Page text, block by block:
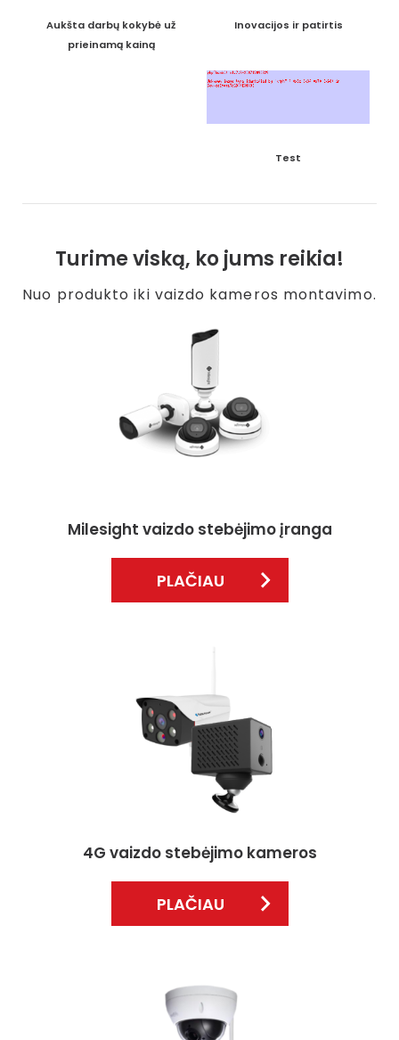
Aukšta darbų kokybė už
prieinamą kainą
Inovacijos ir patirtis
Test
Turime viską, ko jums reikia!
Nuo produkto iki vaizdo kameros montavimo.
Milesight vaizdo stebėjimo įranga
PLAČIAU
4G vaizdo stebėjimo kameros
PLAČIAU